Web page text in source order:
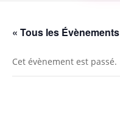
« Tous les Évènements
Cet évènement est passé.